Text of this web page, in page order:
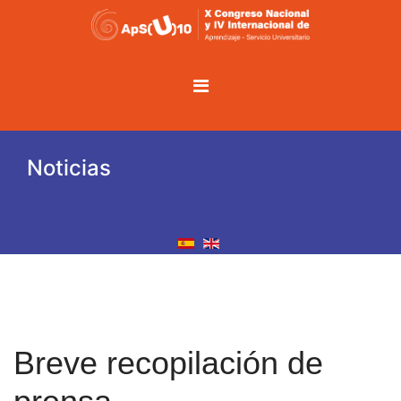
Noticias
Breve recopilación de